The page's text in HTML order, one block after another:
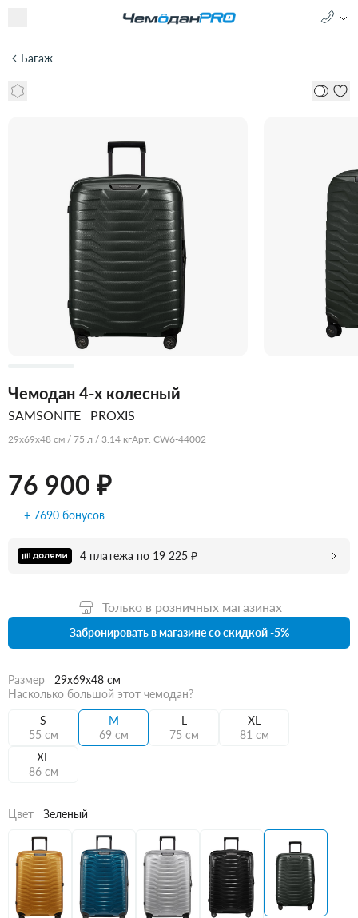
Багаж
Чемодан 4-х колесный
SAMSONITE PROXIS
29x69x48 см / 75 л / 3.14 кгАрт. CW6-44002
76 900 ₽
+ 7690 бонусов
4 платежа по 19 225 ₽
Только в розничных магазинах
Забронировать в магазине со скидкой -5%
Размер
29x69x48 см
Насколько большой этот чемодан?
S
55 см
M
69 см
L
75 см
XL
81 см
XL
86 см
Цвет Зеленый